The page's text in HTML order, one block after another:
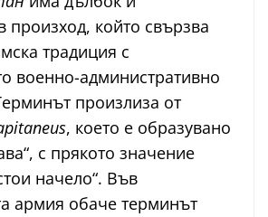
произход, който свързва
традиция с
военно-административно
произлиза от
, което е образувано
с прякото значение
начело“. Във
армия обаче терминът